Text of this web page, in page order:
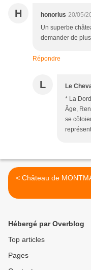
H honorius 20/05/
Un superbe
demander de
Répondre
L Le
* La
Âge,
se
< Château de
Hébergé par Overblog
Top articles
Pages